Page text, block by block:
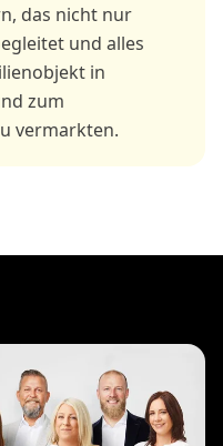
das nicht nur
und alles
in
zum
vermarkten.